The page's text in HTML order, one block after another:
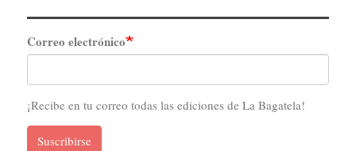
Correo electrónico
¡Recibe en tu correo todas las ediciones de La Bagatela!
Suscribirse